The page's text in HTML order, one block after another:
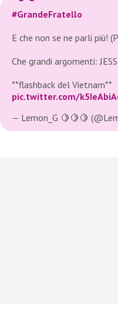
#GrandeFratello
E che non se ne parli più!
Che grandi argomenti:
**flashback del Vietnam**
pic.twitter.com/
— Lemon_G 🍋🍋🍋